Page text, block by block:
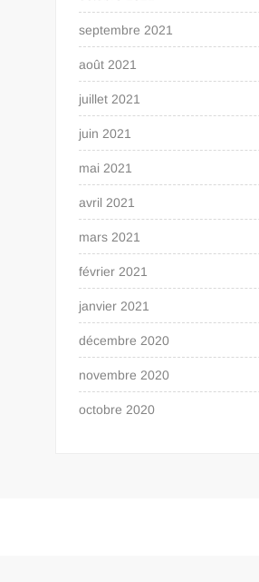
septembre 2021
août 2021
juillet 2021
juin 2021
mai 2021
avril 2021
mars 2021
février 2021
janvier 2021
décembre 2020
novembre 2020
octobre 2020